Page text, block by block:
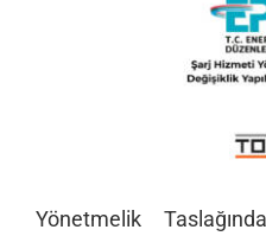
Yönetmelik